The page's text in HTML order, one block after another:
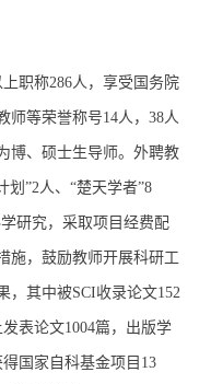
职称286人，享受国务院
师等荣誉称号14人，38人
博、硕士生导师。外聘教
划”2人、“楚天学者”8
研究，采取项目经费配
施，鼓励教师开展科研工
，其中被SCI收录论文152
表论文1004篇，出版学
国家自科基金项目13